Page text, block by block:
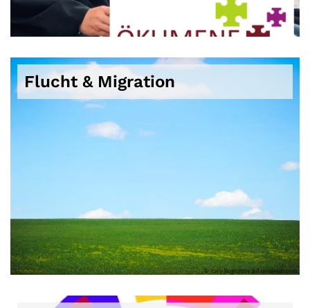
Flucht & Migration
© Yuriy Bogdanov auf unsplash.com